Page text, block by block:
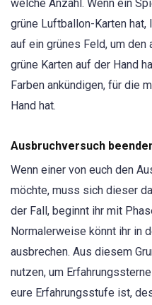
welche Anzahl. Wenn ein
grüne Luftballon-Karten
auf ein grünes Feld, um
grüne Karten auf der Hand
Farben ankündigen, für die
Hand hat.
Ausbruchversuch
Wenn einer von euch den
möchte, muss sich dieser
der Fall, beginnt ihr mit
Normalerweise könnt ihr in
ausbrechen. Aus diesem
nutzen, um
eure Erfahrungsstufe ist,